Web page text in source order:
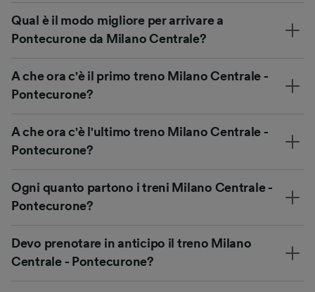
Qual è il modo migliore per arrivare a
Pontecurone da Milano Centrale?
A che ora c'è il primo treno Milano Centrale -
Pontecurone?
A che ora c'è l'ultimo treno Milano Centrale -
Pontecurone?
Ogni quanto partono i treni Milano Centrale -
Pontecurone?
Devo prenotare in anticipo il treno Milano
Centrale - Pontecurone?